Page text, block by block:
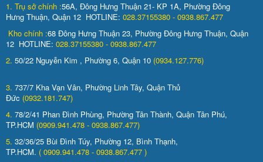
1. Trụ sở chính :56A, Đông Hưng Thuận 21- KP 1A, Phường Đông
Hưng Thuận, Quận 12 HOTLINE: 028.37155380 - 0938.867.477
Kho chính :68 Đông Hưng Thuận 23, Phường Đông Hưng Thuận, Quận
12 HOTLINE: 028.37155380 - 0938.867.477
2. 50/22 Nguyễn Kim , Phường 6, Quận 10 (0934.127.776)
3. 737/7 Kha Vạn Vân, Phường Linh Tây, Quận Thủ
Đức (0932.181.747)
4. 78/2/41 Phan Đình Phùng, Phường Tân Thành, Quận Tân Phú,
TP.HCM (0909.941.478 - 0938.867.477)
5. 32/36/25 Bùi Đình Túy, Phường 12, Bình Thạnh,
TP.HCM. ( 0909.941.478 - 0938.867.477 )